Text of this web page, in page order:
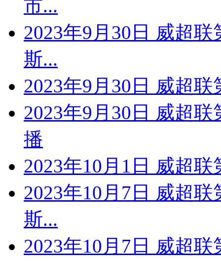
市...
2023年9月30日 威超
斯...
2023年9月30日 威超
2023年9月30日 威超
播
2023年10月1日 威超
2023年10月7日 威超
斯...
2023年10月7日 威超